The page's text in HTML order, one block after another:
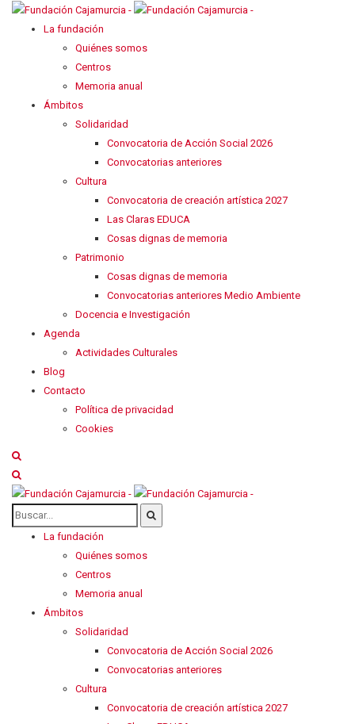
La fundación
Quiénes somos
Centros
Memoria anual
Ámbitos
Solidaridad
Convocatoria de Acción Social 2026
Convocatorias anteriores
Cultura
Convocatoria de creación artística 2027
Las Claras EDUCA
Cosas dignas de memoria
Patrimonio
Cosas dignas de memoria
Convocatorias anteriores Medio Ambiente
Docencia e Investigación
Agenda
Actividades Culturales
Blog
Contacto
Política de privacidad
Cookies
La fundación
Quiénes somos
Centros
Memoria anual
Ámbitos
Solidaridad
Convocatoria de Acción Social 2026
Convocatorias anteriores
Cultura
Convocatoria de creación artística 2027